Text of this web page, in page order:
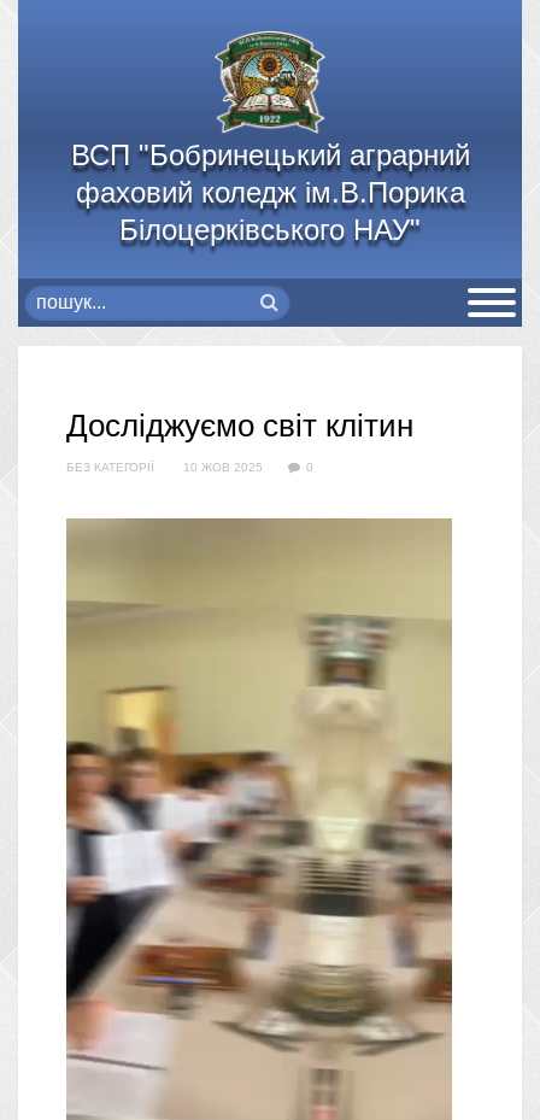
ВСП "Бобринецький аграрний
фаховий коледж ім.В.Порика
Білоцерківського НАУ"
Досліджуємо світ клітин
БЕЗ КАТЕГОРІЇ 10 ЖОВ 2025 0